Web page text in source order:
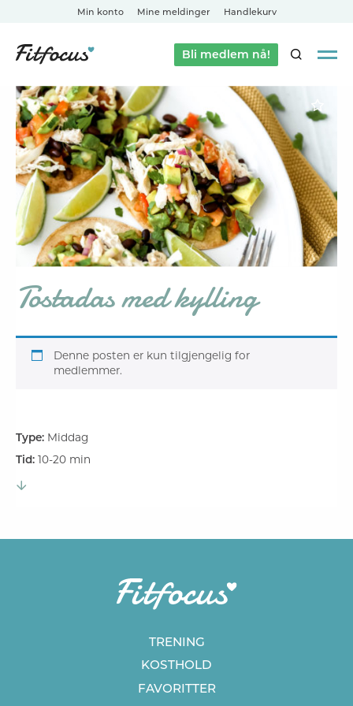
Min konto Mine meldinger Handlekurv
Bli medlem nå!SØK
Tostadas med kylling
Denne posten er kun tilgjengelig for
medlemmer.
Type: Middag
Tid: 10-20 min
TRENING
KOSTHOLD
FAVORITTER